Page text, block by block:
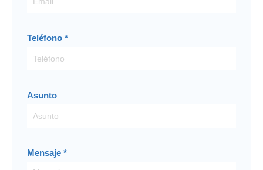
Teléfono *
Asunto
Mensaje *